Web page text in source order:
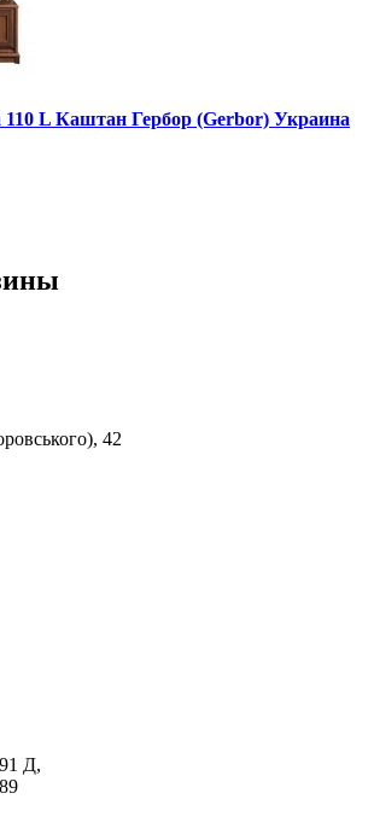
L Каштан Гербор (Gerbor) Украина
42
Д,